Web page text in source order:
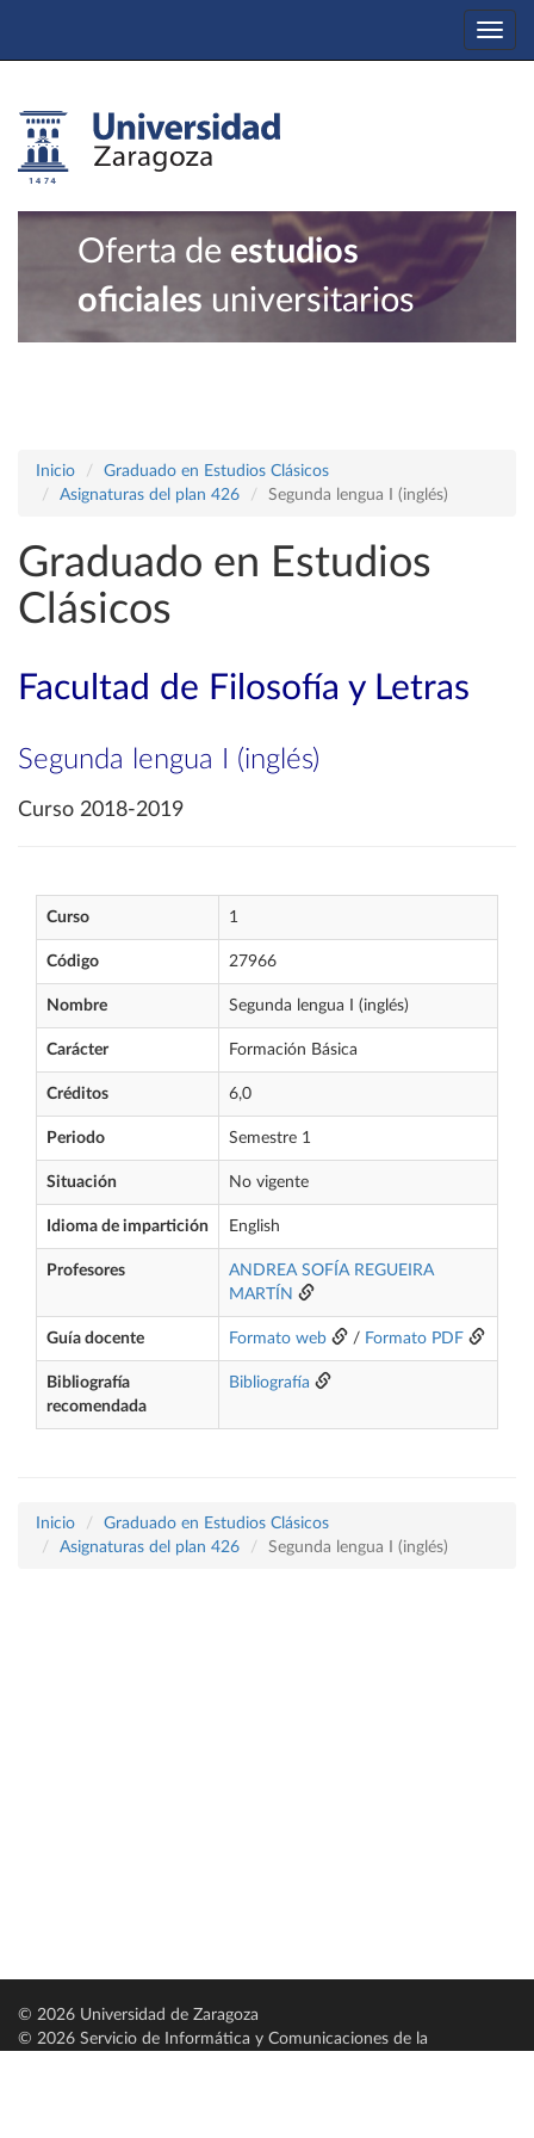
Oferta de estudios
oficiales universitarios
Inicio
Graduado en Estudios Clásicos
Asignaturas del plan 426
Segunda lengua I (inglés)
Graduado en Estudios
Clásicos
Facultad de Filosofía y Letras
Segunda lengua I (inglés)
Curso 2018-2019
Curso 1
Código 27966
Nombre Segunda lengua I (inglés)
Carácter Formación Básica
Créditos 6,0
Periodo Semestre 1
Situación No vigente
Idioma de impartición English
Profesores
ANDREA SOFÍA REGUEIRA
MARTÍN
Guía docente Formato web / Formato PDF
Bibliografía
recomendada
Bibliografía
Inicio
Graduado en Estudios Clásicos
Asignaturas del plan 426
Segunda lengua I (inglés)
© 2026 Universidad de Zaragoza
© 2026 Servicio de Informática y Comunicaciones de la